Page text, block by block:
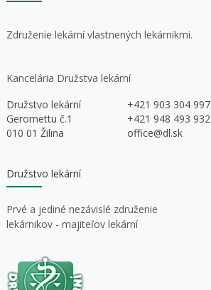
Združenie lekární vlastnených lekárnikmi.
Kancelária Družstva lekární
Družstvo lekární
+421 903 304 997
Geromettu č.1
+421 948 493 932
010 01 Žilina
office@dl.sk
Družstvo lekární
Prvé a jediné nezávislé združenie
lekárnikov - majiteľov lekární